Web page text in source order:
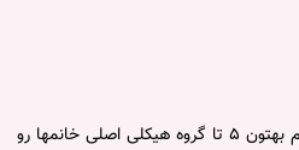
من این سوال رو خیلی دریافت می کنم که قد و وزنم اینه، چه لباسهایی بهم میاد. در این چند روز می خوام شما رو آموزش بدم که در این زمینه کمی مستقل بتونین تصمیم بگیرین. امروز می خوام بهتون ۵ تا گروه هیکلی اصلی خانمها رو